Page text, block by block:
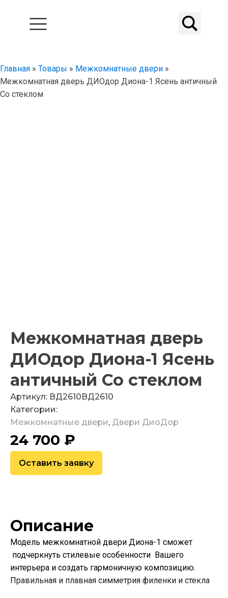
Главная » Товары » Межкомнатные двери »
Межкомнатная дверь ДИОдор Диона-1 Ясень античный
Со стеклом
Межкомнатная дверь
ДИОдор Диона-1 Ясень
античный Со стеклом
Артикул: ВД2610 ВД2610
Категории:
Межкомнатные двери, Двери ДиоДор
24 700 ₽
Оставить заявку
Описание
Модель межкомнатной двери Диона-1 сможет
подчеркнуть стилевые особенности Вашего
интерьера и создать гармоничную композицию.
Правильная и плавная симметрия филенки и стекла